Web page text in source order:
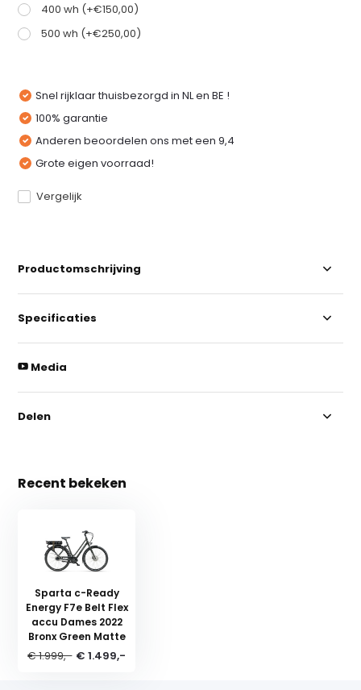
400 wh (+€150,00)
500 wh (+€250,00)
Snel rijklaar thuisbezorgd in NL en BE !
100% garantie
Anderen beoordelen ons met een 9,4
Grote eigen voorraad!
Vergelijk
Productomschrijving
Specificaties
Media
Delen
Recent bekeken
Sparta c-Ready
Energy F7e Belt Flex
accu Dames 2022
Bronx Green Matte
€ 1.999,- € 1.499,-